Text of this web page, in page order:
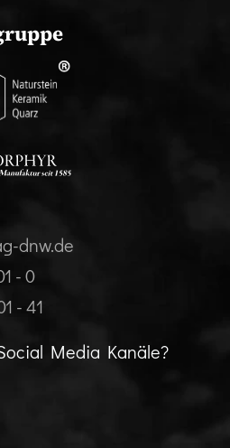
dnw.de
- 0
- 41
Media Kanäle?